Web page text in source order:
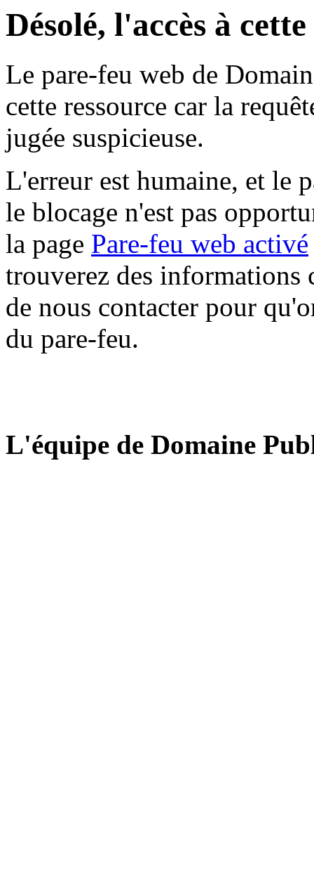
Désolé, l'accès à
Le pare-feu web de
cette ressource car la
jugée suspicieuse.
L'erreur est humaine, et le
le blocage n'est pas
la page Pare-feu web activé
trouverez des informations
de nous contacter pour
du pare-feu.
L'équipe de Domaine